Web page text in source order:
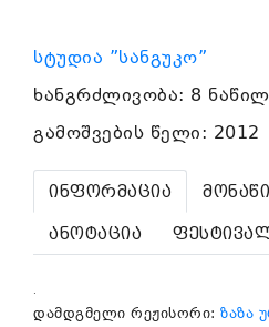
სტუდია ”სანგუკო”
ხანგრძლივობა: 8
გამოშვების წელი: 2012
ინფორმაცია
ანოტაცია
.
დამდგმელი რეჟისორი: ზაზა